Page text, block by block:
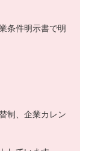
条件明示書で明
制、企業カレン